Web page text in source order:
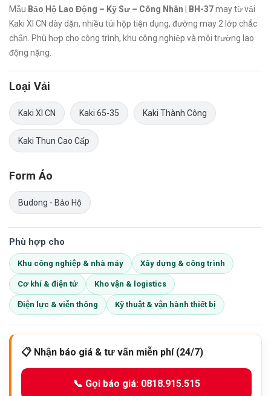
Mẫu Bảo Hộ Lao Động – Kỹ Sư – Công Nhân | BH-37may từ vải
Kaki XI CN dày dặn, nhiều túi hộp tiện dụng, đường may 2 lớp chắc
chắn. Phù hợp cho công trình, khu công nghiệp và môi trường lao
động nặng.
Loại Vải
Kaki XI CN Kaki 65-35 Kaki Thành Công
Kaki Thun Cao Cấp
Form Áo
Budong - Bảo Hộ
Phù hợp cho
Khu công nghiệp & nhà máy Xây dựng & công trình
Cơ khí & điện tử Kho vận & logistics
Điện lực & viễn thông Kỹ thuật & vận hành thiết bị
📋 Nhận báo giá & tư vấn miễn phí (24/7)
📞 Gọi báo giá: 0818.915.515